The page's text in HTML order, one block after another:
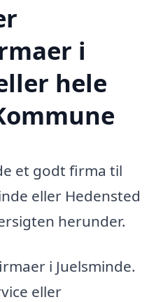
i
hele
et godt firma til
eller Hedensted
herunder.
i Juelsminde.
eller